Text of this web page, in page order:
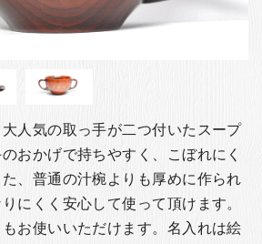
人気の取っ手が二つ付いたスープ
おかげで持ちやすく、こぼれにく
、普通の汁椀よりも厚めに作られ
にくく安心して使って頂けます。
お使いいただけます。名入れは絵